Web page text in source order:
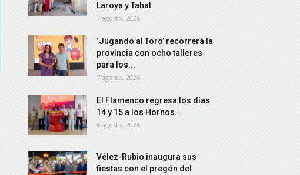
Laroya y Tahal
7 agosto, 2026
‘Jugando al Toro’ recorrerá la
provincia con ocho talleres
para los...
7 agosto, 2026
El Flamenco regresa los días
14 y 15 a los Hornos...
6 agosto, 2026
Vélez-Rubio inaugura sus
fiestas con el pregón del